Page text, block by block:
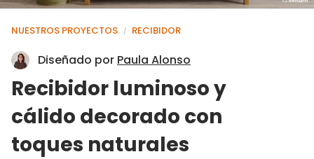
NUESTROS PROYECTOS / RECIBIDOR
Diseñado por Paula Alonso
Recibidor luminoso y
cálido decorado con
toques naturales